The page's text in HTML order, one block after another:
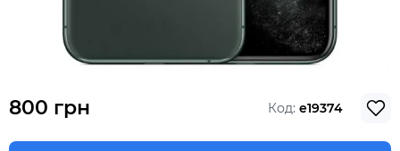
800 грн Код: e19374